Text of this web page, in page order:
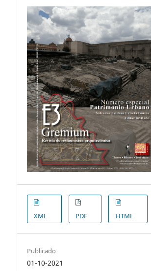
XML PDF HTML
Publicado
01-10-2021